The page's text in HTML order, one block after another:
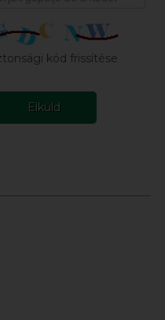
kód frissítése
Elküld